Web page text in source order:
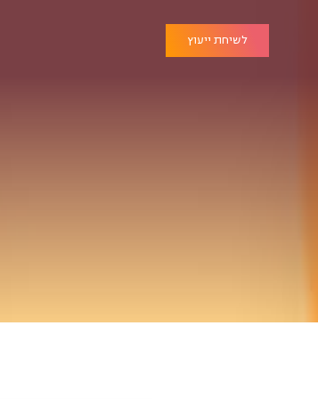
לשיחת ייעוץ